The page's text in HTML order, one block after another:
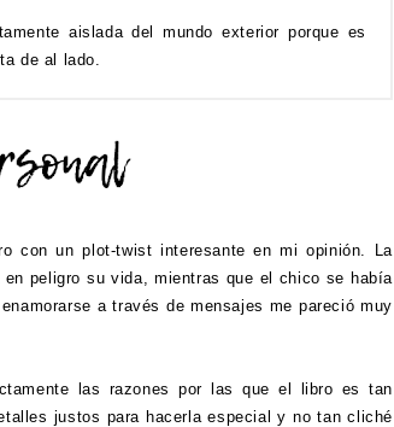
aislada del mundo exterior porque es
de al lado.
con un plot-twist interesante en mi opinión. La
peligro su vida, mientras que el chico se había
a través de mensajes me pareció muy
las razones por las que el libro es tan
justos para hacerla especial y no tan cliché